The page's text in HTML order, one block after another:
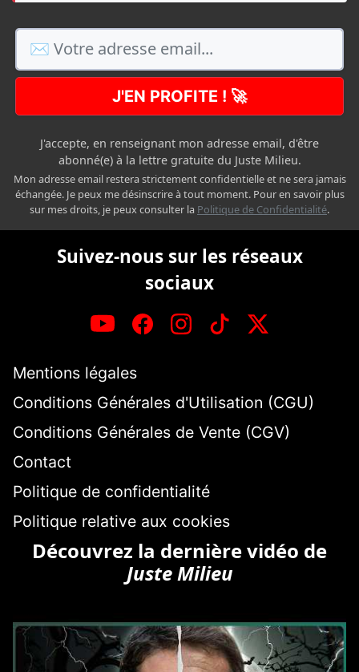
J'EN PROFITE ! 🚀
J'accepte, en renseignant mon adresse email, d'être
abonné(e) à la lettre gratuite du Juste Milieu.
Mon adresse email restera strictement confidentielle et ne sera jamais
échangée. Je peux me désinscrire à tout moment. Pour en savoir plus
sur mes droits, je peux consulter la Politique de Confidentialité.
Suivez-nous sur les réseaux
sociaux
Mentions légales
Conditions Générales d'Utilisation (CGU)
Conditions Générales de Vente (CGV)
Contact
Politique de confidentialité
Politique relative aux cookies
Découvrez la dernière vidéo de
Juste Milieu